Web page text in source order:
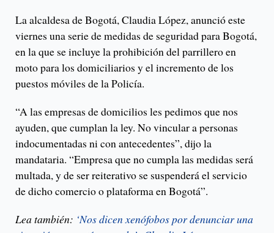
La alcaldesa de Bogotá, Claudia López, anunció este
viernes una serie de medidas de seguridad para Bogotá,
en la que se incluye la prohibición del parrillero en
moto para los domiciliarios y el incremento de los
puestos móviles de la Policía.
“A las empresas de domicilios les pedimos que nos
ayuden, que cumplan la ley. No vincular a personas
indocumentadas ni con antecedentes”, dijo la
mandataria. “Empresa que no cumpla las medidas será
multada, y de ser reiterativo se suspenderá el servicio
de dicho comercio o plataforma en Bogotá”.
Lea también: ‘Nos dicen xenófobos por denunciar una